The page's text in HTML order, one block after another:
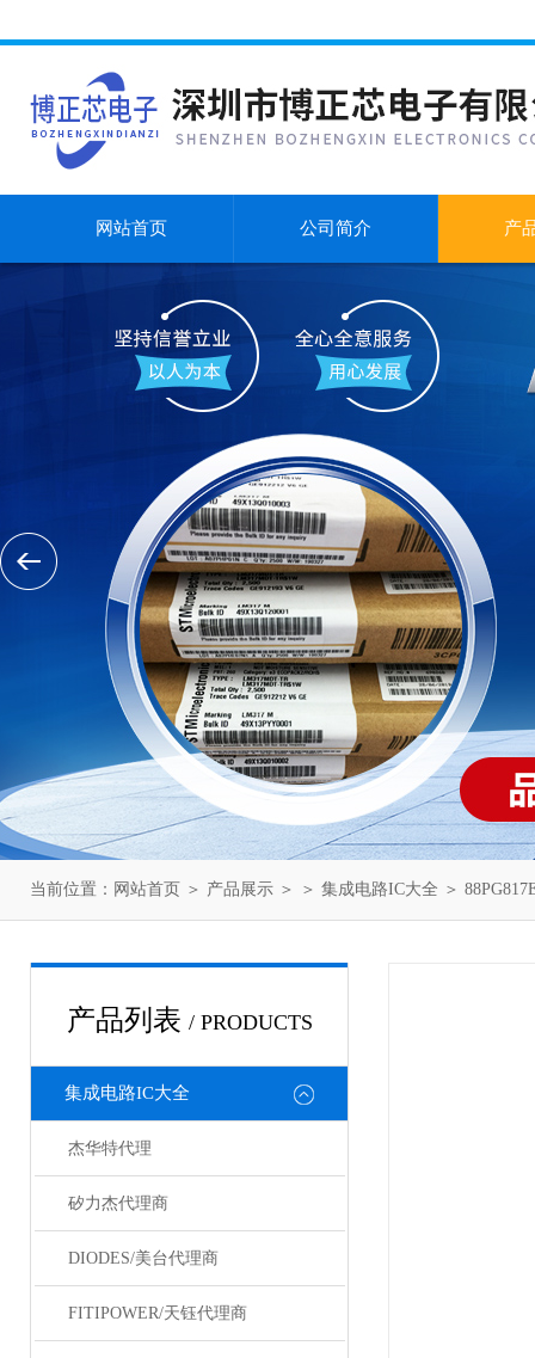
网站首页 公司简介 产
当前位置： 网站首页 ＞ 产品展示 ＞ ＞ 集成电路IC大全 ＞
产品列表 / PRODUCTS
集成电路IC大全
杰华特代理
矽力杰代理商
DIODES/美台代理商
FITIPOWER/天钰代理商